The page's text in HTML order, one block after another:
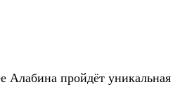
Алабина пройдёт уникальная